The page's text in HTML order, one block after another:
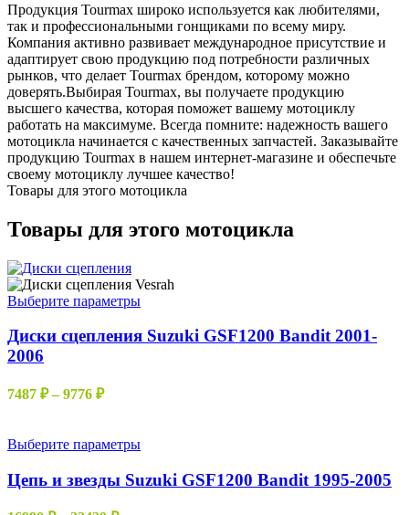
Продукция Tourmax широко используется как любителями,
так и профессиональными гонщиками по всему миру.
Компания активно развивает международное присутствие и
адаптирует свою продукцию под потребности различных
рынков, что делает Tourmax брендом, которому можно
доверять.Выбирая Tourmax, вы получаете продукцию
высшего качества, которая поможет вашему мотоциклу
работать на максимуме. Всегда помните: надежность вашего
мотоцикла начинается с качественных запчастей. Заказывайте
продукцию Tourmax в нашем интернет-магазине и обеспечьте
своему мотоциклу лучшее качество!
Товары для этого мотоцикла
Товары для этого мотоцикла
Выберите параметрыЭтот
имеет
странице
Диски сцепления Suzuki GSF1200 Bandit 2001-
2006
7487 ₽ – 9776 ₽Диапазон
–
Выберите параметрыЭтот
имеет
несколько
Цепь и звезды Suzuki GSF1200 Bandit 1995-2005